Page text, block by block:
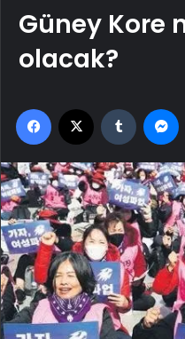
Güney Kore
olacak?
Facebook Tumblr